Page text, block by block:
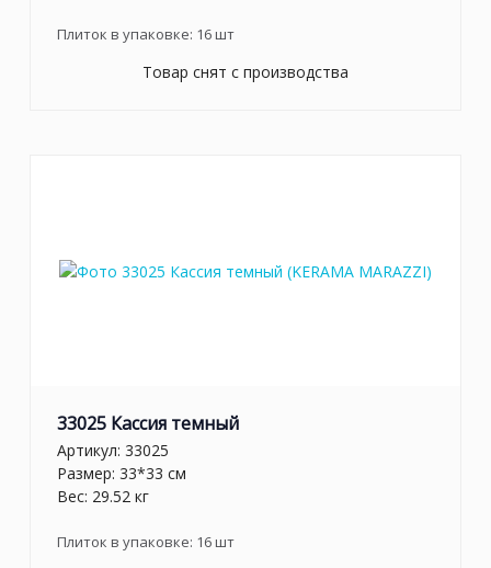
Плиток в упаковке: 16шт
Товар снят с производства
33025 Кассия темный
Артикул: 33025
Размер: 33*33 см
Вес: 29.52 кг
Плиток в упаковке: 16шт